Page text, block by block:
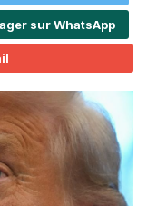
sur WhatsApp